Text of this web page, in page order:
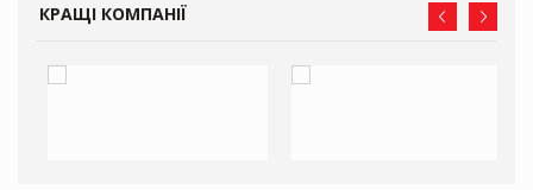
КРАЩІ КОМПАНІЇ